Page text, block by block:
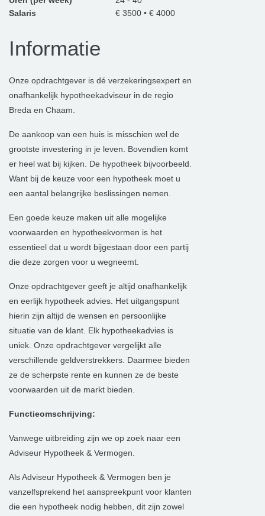
Salaris
€ 3500 • € 4000
Informatie
Onze opdrachtgever is dé verzekeringsexpert en
onafhankelijk hypotheekadviseur in de regio
Breda en Chaam.
De aankoop van een huis is misschien wel de
grootste investering in je leven. Bovendien komt
er heel wat bij kijken. De hypotheek bijvoorbeeld.
Want bij de keuze voor een hypotheek moet u
een aantal belangrijke beslissingen nemen.
Een goede keuze maken uit alle mogelijke
voorwaarden en hypotheekvormen is het
essentieel dat u wordt bijgestaan door een partij
die deze zorgen voor u wegneemt.
Onze opdrachtgever geeft je altijd onafhankelijk
en eerlijk hypotheek advies. Het uitgangspunt
hierin zijn altijd de wensen en persoonlijke
situatie van de klant. Elk hypotheekadvies is
uniek. Onze opdrachtgever vergelijkt alle
verschillende geldverstrekkers. Daarmee bieden
ze de scherpste rente en kunnen ze de beste
voorwaarden uit de markt bieden.
Functieomschrijving:
Vanwege uitbreiding zijn we op zoek naar een
Adviseur Hypotheek & Vermogen.
Als Adviseur Hypotheek & Vermogen ben je
vanzelfsprekend het aanspreekpunt voor klanten
die een hypotheek nodig hebben, dit zijn zowel